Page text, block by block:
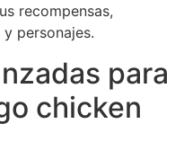
recompensas,
personajes.
para
chicken